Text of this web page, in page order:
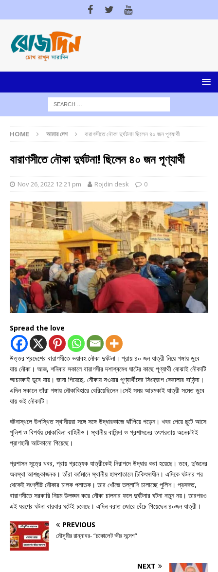
HOME আমার দেশ বারাণসীতে নৌকা দুর্ঘটনা! ছিলেন ৪০ জন পূণ্যার্থী
বারাণসীতে নৌকা দুর্ঘটনা! ছিলেন ৪০ জন পূণ্যার্থী
Nov 26, 2022 12:21 pm Rojdin desk 0
Spread the love
উত্তর প্রদেশের বারাণসীতে ভয়াবহ নৌকা দুর্ঘটনা। প্রায় ৪০ জন যাত্রী নিয়ে গঙ্গায় ডুবে
যায় নৌকা। আজ, শনিবার সকালে বারাণসীর দশাশ্বমেধ ঘাটের কাছে পূণ্যার্থী বোঝাই নৌকাটি
আচমকাই ডুবে যায়। জানা গিয়েছে, নৌকায় সওয়ার পূণ্যার্থীদের সিংহভাগ কেরালার বাসিন্দা।
এদিন সকালে তাঁরা গঙ্গায় নৌকাবিহারে বেরিয়েছিলেন।সেই সময় আচমকাই যাত্রী সমেত ডুবে
যায় ওই নৌকাটি।
ঘটনাস্থলে উপস্থিত স্থানীয়রা সঙ্গে সঙ্গে উদ্ধারকাজে ঝাঁপিয়ে পড়েন। খবর পেয়ে ছুটে আসে
পুলিশ ও বিপর্যয় মোকাবিলা বাহিনীও। স্থানীয় বাসিন্দা ও প্রশাসনের তৎপরতায় অনেকটাই
প্রাণহানী আটকানো গিয়েছে।
প্রশাসন সূত্রে খবর, প্রায় প্রত্যেক যাত্রীকেই নিরাপদে উদ্ধার করা হয়েছে। তবে, দু’জনের
অবস্থা আশঙ্কাজনক। তাঁরা বর্তমানে স্থানীয় হাসপাতালে চিকিৎসাধীন। এদিকে ঘটনার পর
থেকেই সংশ্লীষ্ট নৌকার চালক পলাতক। তার খোঁজে তল্লাশি চালাচ্ছে পুলিশ। প্রসঙ্গত,
বারাণসীতে সরকারি নিয়ম উলঙ্ঘন করে নৌকা চালনার ফলে দুর্ঘটনার ঘটনা নতুন নয়। তারপরও
এই ধরণের ঘটনা বারবার ঘটেই চলেছে। এদিন বরাত জোরে বেঁচে গিয়েছেন ৪০জন যাত্রী।
PREVIOUS
মৌসুমীর রান্নাঘর- “চকোলেট ক্ষীর সন্দেশ”
NEXT